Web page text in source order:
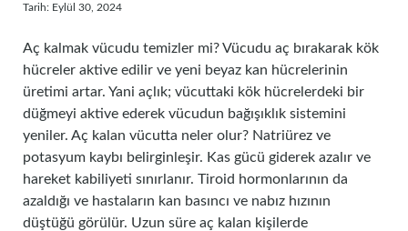
Tarih: Eylül 30, 2024
Aç kalmak vücudu temizler mi? Vücudu aç bırakarak kök
hücreler aktive edilir ve yeni beyaz kan hücrelerinin
üretimi artar. Yani açlık; vücuttaki kök hücrelerdeki bir
düğmeyi aktive ederek vücudun bağışıklık sistemini
yeniler. Aç kalan vücutta neler olur? Natriürez ve
potasyum kaybı belirginleşir. Kas gücü giderek azalır ve
hareket kabiliyeti sınırlanır. Tiroid hormonlarının da
azaldığı ve hastaların kan basıncı ve nabız hızının
düştüğü görülür. Uzun süre aç kalan kişilerde